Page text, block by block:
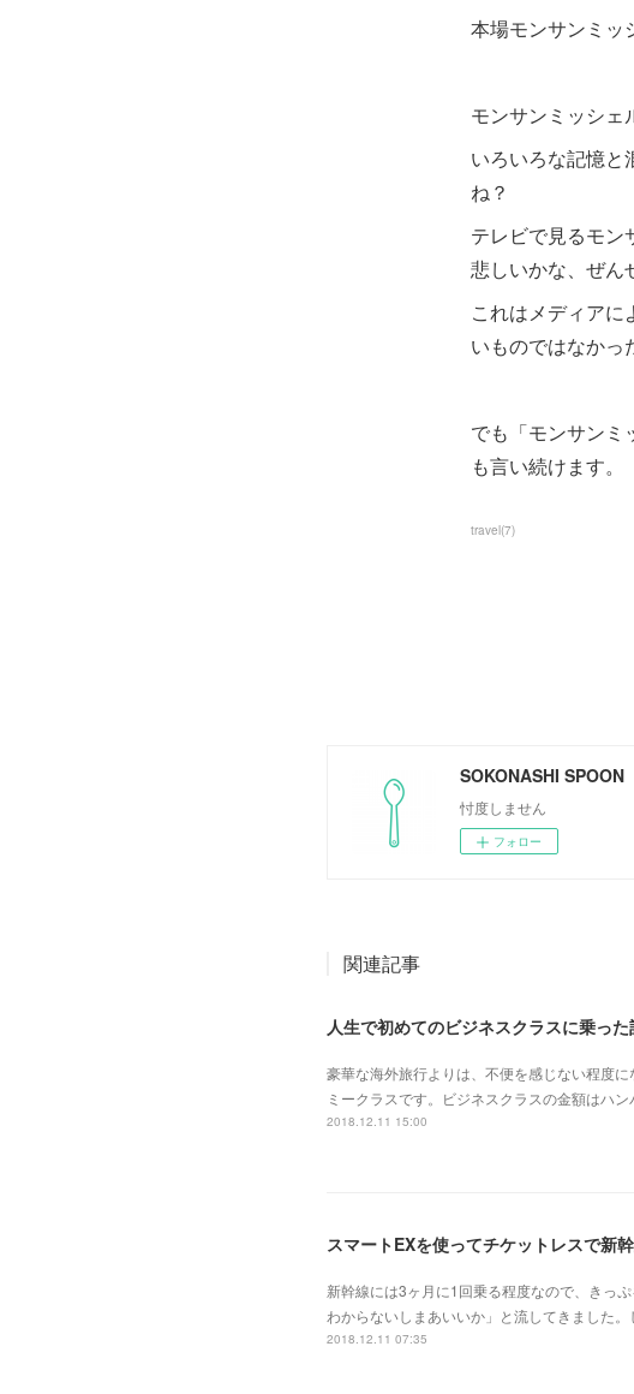
本場モンサンミッ
モンサンミッシェ
いろいろな記憶と
ね？
テレビで見るモン
悲しいかな、ぜん
これはメディア
いものではなかっ
でも「モンサンミ
も言い続けます。
travel(7)
SOKONASHI SPOON
忖度しません
フォロー
関連記事
人生で初めてのビジネスクラスに乗った
豪華な海外旅行よりは、不便を感じない程度
ミークラスです。ビジネスクラスの金額はハ
2018.12.11 15:00
スマートEXを使ってチケットレスで新
新幹線には3ヶ月に1回乗る程度なので、きっ
わからないしまあいいか」と流してきました
2018.12.11 07:35